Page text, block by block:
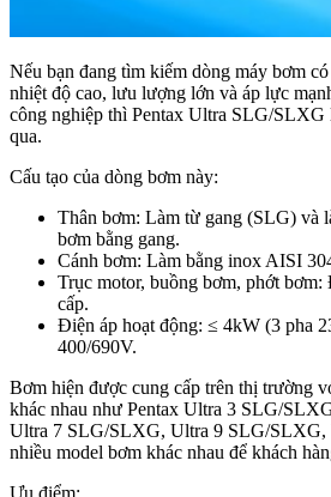
Nếu bạn đang tìm kiếm dòng máy bơm
nhiệt độ cao, lưu lượng lớn và áp lực
công nghiệp thì Pentax Ultra SLG/SLXG
qua.
Cấu tạo của dòng bơm này:
Thân bơm: Làm từ gang (SLG) và
bơm bằng gang.
Cánh bơm: Làm bằng inox AISI
Trục motor, buồng bơm, phớt
cấp.
Điện áp hoạt động: ≤ 4kW (3 pha
400/690V.
Bơm hiện được cung cấp trên thị trường
khác nhau như Pentax Ultra 3 SLG/
Ultra 7 SLG/SLXG, Ultra 9 SLG/
nhiều model bơm khác nhau để khách
Ưu điểm: